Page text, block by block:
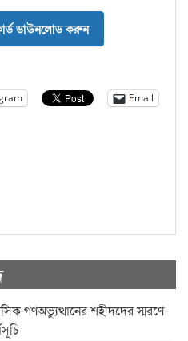
ডাউনলোড করুন
Email
গণঅভ্যুত্থানের শহীদদের স্মরণে